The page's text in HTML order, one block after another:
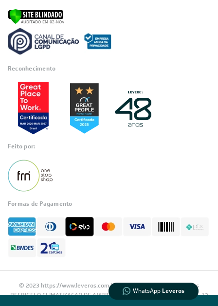
Reconhecimento
Feito por:
Formas de Pagamento
© 2023 https://www.leveros.com.br Todos os diretitos reservados
REFRIGELO CLIMATIZACAO DE AMBIENTES S.A. CNPJ: 61.502.324/0001-12
WhatsAppLeveros
Fale com a LIA